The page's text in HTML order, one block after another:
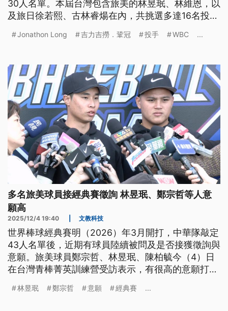
30人名單。本屆台灣包含旅美的林昱珉、林維恩，以
及旅日徐若熙、古林睿煬在內，共挑選多達16名投
的Jonathon Long、Stuart Fairchild也將首度披上台
Jonathon Long 吉力吉撈．鞏冠 投手 WBC ...
多名旅美球員接經典賽徵詢 林昱珉、鄭宗哲等人意
願高
2025/12/4 19:40 文教科技
世界棒球經典賽明（2026）年3月開打，中華隊敲定
43人名單後，近期有球員陸續被問及是否接獲徵詢與
意願。旅美球員鄭宗哲、林昱珉、陳柏毓今（4）日
在台灣青棒菁英訓練營受訪表示，有很高的意願打經
林昱珉 鄭宗哲 意願 經典賽 ...